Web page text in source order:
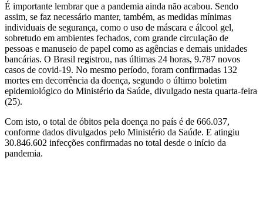
É importante lembrar que a pandemia ainda não acabou. Sendo
assim, se faz necessário manter, também, as medidas mínimas
individuais de segurança, como o uso de máscara e álcool gel,
sobretudo em ambientes fechados, com grande circulação de
pessoas e manuseio de papel como as agências e demais unidades
bancárias. O Brasil registrou, nas últimas 24 horas, 9.787 novos
casos de covid-19. No mesmo período, foram confirmadas 132
mortes em decorrência da doença, segundo o último boletim
epidemiológico do Ministério da Saúde, divulgado nesta quarta-feira
(25).
Com isto, o total de óbitos pela doença no país é de 666.037,
conforme dados divulgados pelo Ministério da Saúde. E atingiu
30.846.602 infecções confirmadas no total desde o início da
pandemia.